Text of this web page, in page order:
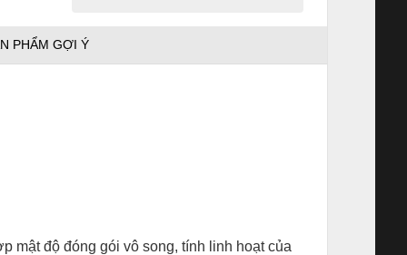
PHẨM GỢI Ý
mật độ đóng gói vô song, tính linh hoạt của